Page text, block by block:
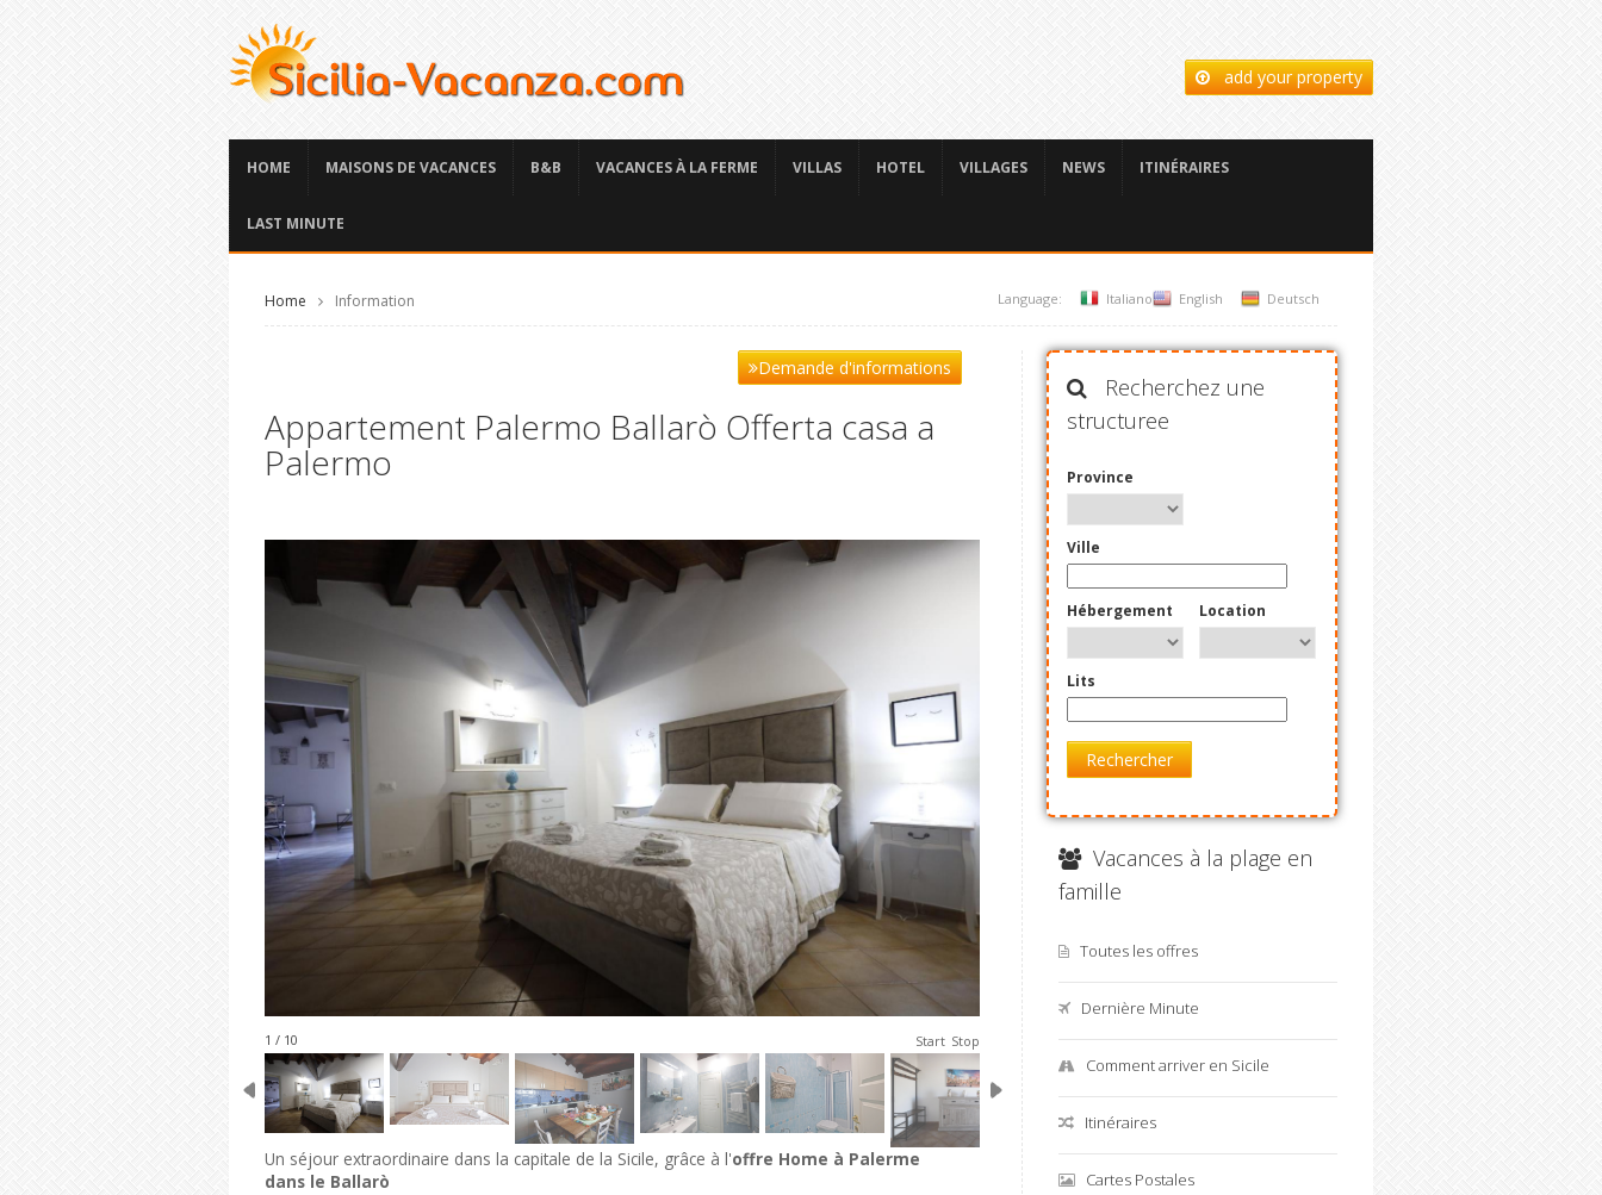
add your property
HOME MAISONS DE VACANCES B&B VACANCES À LA FERME VILLAS HOTEL VILLAGES NEWS ITINÉRAIRES
LAST MINUTE
Home Information Language: Italiano English Deutsch
Demande d'informations
Appartement Palermo Ballarò Offerta casa a
Palermo
1 / 10 Start Stop
Un séjour extraordinaire dans la capitale de la Sicile, grâce à l'offre Home à Palerme
dans le Ballarò
Recherchez une
structuree
Province
Ville
Hébergement Location
Lits
Rechercher
Vacances à la plage en
famille
Toutes les offres
Dernière Minute
Comment arriver en Sicile
Itinéraires
Cartes Postales